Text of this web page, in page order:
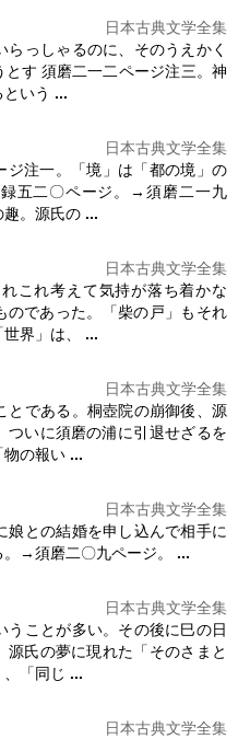
日本古典文学全集
っしゃるのに、そのうえかく
とす 須磨二一二ページ注三。神
いう ...
日本古典文学全集
ジ注一。「境」は「都の境」の
五二〇ページ。→ 須磨二一九
趣。源氏の ...
日本古典文学全集
これ考えて気持が落ち着かな
のであった。「柴の戸」もそれ
世界」は、 ...
日本古典文学全集
とである。桐壺院の崩御後、源
ついに須磨の浦に引退せざるを
物の報い ...
日本古典文学全集
娘との結婚を申し込んで相手に
。→須磨二〇九ページ。 ...
日本古典文学全集
うことが多い。その後に巳の日
源氏の夢に現れた「そのさまと
「同じ ...
日本古典文学全集